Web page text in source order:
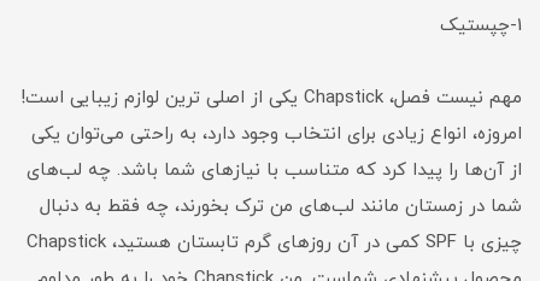
1-چپستیک
مهم نیست فصل، Chapstick یکی از اصلی ترین لوازم زیبایی است!
امروزه، انواع زیادی برای انتخاب وجود دارد، به راحتی می‌توان یکی
از آن‌ها را پیدا کرد که متناسب با نیازهای شما باشد. چه لب‌های
شما در زمستان مانند لب‌های من ترک بخورند، چه فقط به دنبال
چیزی با SPF کمی در آن روزهای گرم تابستان هستید، Chapstick